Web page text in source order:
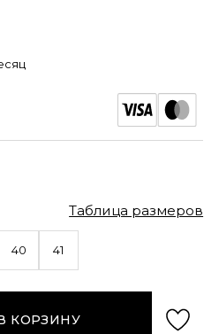
Таблица размеров
40 41
КОРЗИНУ